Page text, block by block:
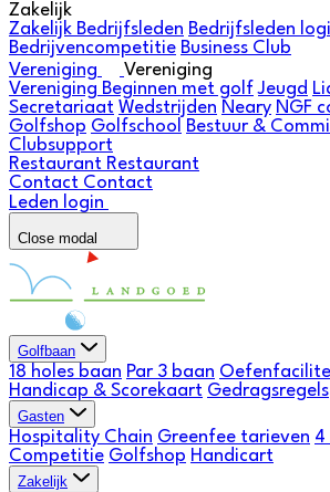
Zakelijk
Zakelijk Bedrijfsleden Bedrijfsleden
Bedrijvencompetitie Business Club
Vereniging
Vereniging
Vereniging Beginnen met golf Jeugd
Secretariaat Wedstrijden Neary NGF
Golfshop Golfschool Bestuur &
Clubsupport
Restaurant Restaurant
Contact Contact
Leden login
Close modal
Golfbaan
18 holes baan Par 3 baan
Handicap & Scorekaart Gedragsregels
Gasten
Hospitality Chain Greenfee tarieven 4
Competitie Golfshop Handicart
Zakelijk